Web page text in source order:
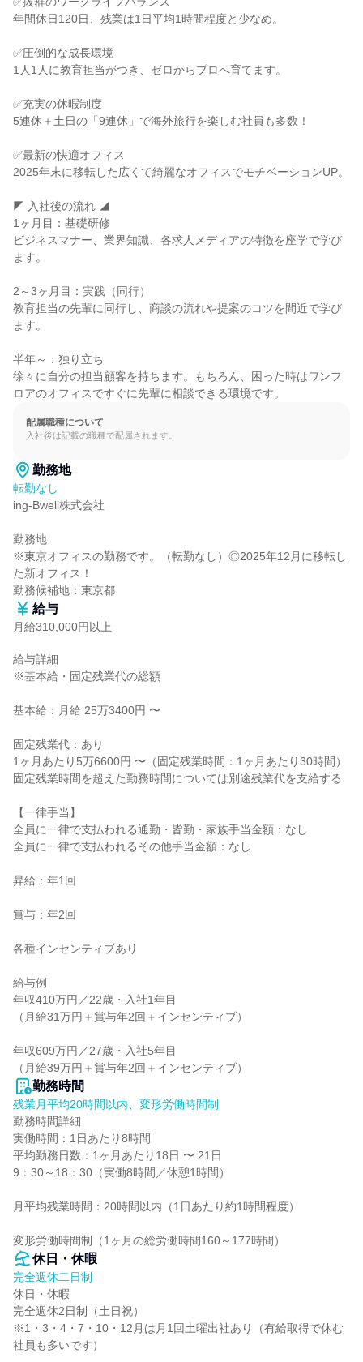
年間休日120日、残業は1日平均1時間程度と少なめ。
✅圧倒的な成長環境
1人1人に教育担当がつき、ゼロからプロへ育てます。
✅充実の休暇制度
5連休＋土日の「9連休」で海外旅行を楽しむ社員も多数！
✅最新の快適オフィス
2025年末に移転した広くて綺麗なオフィスでモチベーションUP。
◤ 入社後の流れ ◢
1ヶ月目：基礎研修
ビジネスマナー、業界知識、各求人メディアの特徴を座学で学び
ます。
2～3ヶ月目：実践（同行）
教育担当の先輩に同行し、商談の流れや提案のコツを間近で学び
ます。
半年～：独り立ち
徐々に自分の担当顧客を持ちます。もちろん、困った時はワンフ
ロアのオフィスですぐに先輩に相談できる環境です。
配属職種について
入社後は記載の職種で配属されます。
勤務地
転勤なし
ing-Bwell株式会社
勤務地
※東京オフィスの勤務です。（転勤なし）◎2025年12月に移転し
た新オフィス！
勤務候補地：東京都
給与
月給310,000円以上
給与詳細
※基本給・固定残業代の総額
基本給：月給 25万3400円 〜
固定残業代：あり
1ヶ月あたり5万6600円 〜（固定残業時間：1ヶ月あたり30時間）
固定残業時間を超えた勤務時間については別途残業代を支給する
【一律手当】
全員に一律で支払われる通勤・皆勤・家族手当金額：なし
全員に一律で支払われるその他手当金額：なし
昇給：年1回
賞与：年2回
各種インセンティブあり
給与例
年収410万円／22歳・入社1年目
（月給31万円＋賞与年2回＋インセンティブ）
年収609万円／27歳・入社5年目
（月給39万円＋賞与年2回＋インセンティブ）
勤務時間
残業月平均20時間以内、変形労働時間制
勤務時間詳細
実働時間：1日あたり8時間
平均勤務日数：1ヶ月あたり18日 〜 21日
9：30～18：30（実働8時間／休憩1時間）
月平均残業時間：20時間以内（1日あたり約1時間程度）
変形労働時間制（1ヶ月の総労働時間160～177時間）
休日・休暇
完全週休二日制
休日・休暇
完全週休2日制（土日祝）
※1・3・4・7・10・12月は月1回土曜出社あり（有給取得で休む
社員も多いです）